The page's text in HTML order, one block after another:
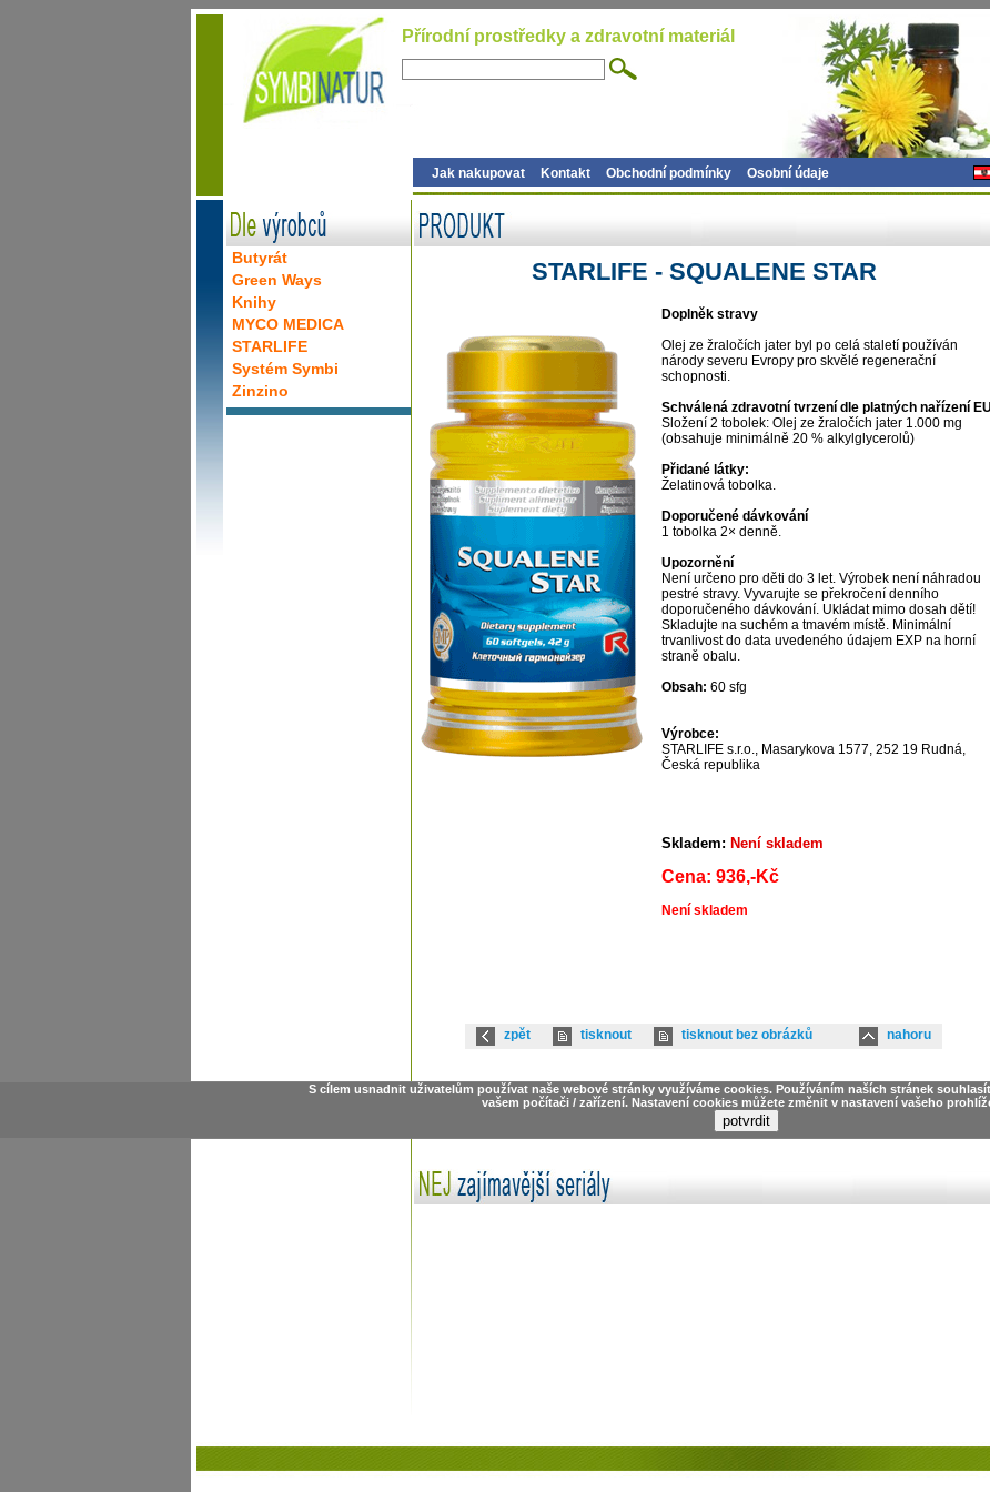
Přírodní prostředky a zdravotní materiál
Jak nakupovat Kontakt Obchodní podmínky Osobní údaje
STARLIFE - SQUALENE STAR
Doplněk stravy
Olej ze žraločích jater byl po celá staletí používán
národy severu Evropy pro skvělé regenerační
schopnosti.
Schválená zdravotní tvrzení dle platných nařízení EU
Složení 2 tobolek: Olej ze žraločích jater 1.000 mg
(obsahuje minimálně 20 % alkylglycerolů)
Přidané látky:
Želatinová tobolka.
Doporučené dávkování
1 tobolka 2× denně.
Upozornění
Není určeno pro děti do 3 let. Výrobek není náhradou
pestré stravy. Vyvarujte se překročení denního
doporučeného dávkování. Ukládat mimo dosah dětí!
Skladujte na suchém a tmavém místě. Minimální
trvanlivost do data uvedeného údajem EXP na horní
straně obalu.
Obsah: 60 sfg
Výrobce:
STARLIFE s.r.o., Masarykova 1577, 252 19 Rudná,
Česká republika
Skladem: Není skladem
Cena: 936,-Kč
Není skladem
zpět tisknout tisknout bez obrázků nahoru
S cílem usnadnit uživatelům používat naše webové stránky využíváme cookies. Používáním naších stránek
vašem počítači / zařízení. Nastavení cookies můžete změnit v nastavení vašeho
Butyrát
Green Ways
Knihy
MYCO MEDICA
STARLIFE
Systém Symbi
Zinzino